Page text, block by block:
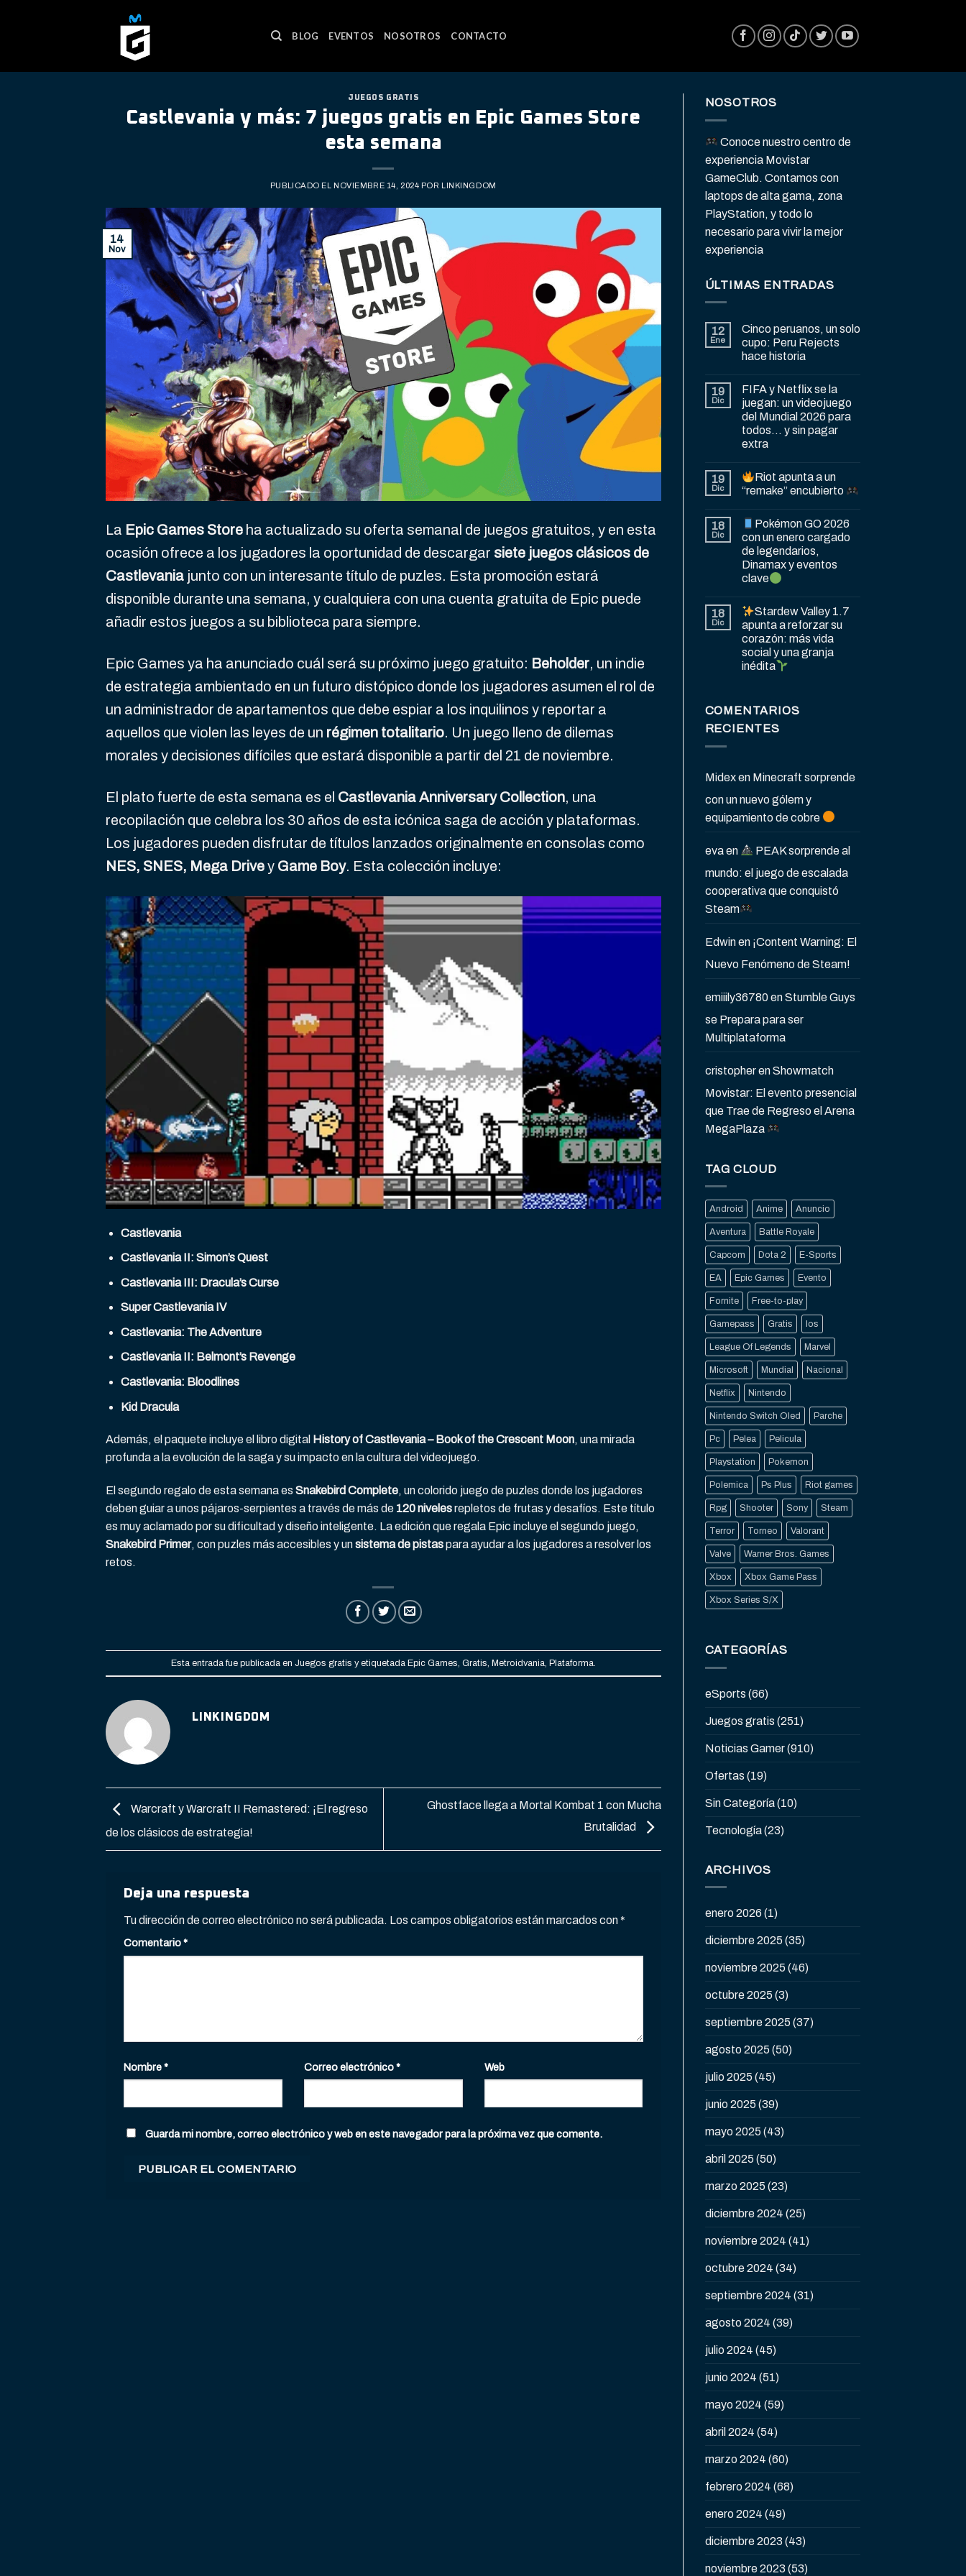
BLOG EVENTOS NOSOTROS CONTACTO
JUEGOS GRATIS
Castlevania y más: 7 juegos gratis en Epic Games Store
esta semana
PUBLICADO EL NOVIEMBRE 14, 2024 POR LINKINGDOM
14
Nov
La Epic Games Store ha actualizado su oferta semanal de juegos gratuitos, y en esta
ocasión ofrece a los jugadores la oportunidad de descargar siete juegos clásicos de
Castlevania junto con un interesante título de puzles. Esta promoción estará
disponible durante una semana, y cualquiera con una cuenta gratuita de Epic puede
añadir estos juegos a su biblioteca para siempre.
Epic Games ya ha anunciado cuál será su próximo juego gratuito: Beholder, un indie
de estrategia ambientado en un futuro distópico donde los jugadores asumen el rol de
un administrador de apartamentos que debe espiar a los inquilinos y reportar a
aquellos que violen las leyes de un régimen totalitario. Un juego lleno de dilemas
morales y decisiones difíciles que estará disponible a partir del 21 de noviembre.
El plato fuerte de esta semana es el Castlevania Anniversary Collection, una
recopilación que celebra los 30 años de esta icónica saga de acción y plataformas.
Los jugadores pueden disfrutar de títulos lanzados originalmente en consolas como
NES, SNES, Mega Drivey Game Boy. Esta colección incluye:
Castlevania
Castlevania II: Simon’s Quest
Castlevania III: Dracula’s Curse
Super Castlevania IV
Castlevania: The Adventure
Castlevania II: Belmont’s Revenge
Castlevania: Bloodlines
Kid Dracula
Además, el paquete incluye el libro digital History of Castlevania – Book of the Crescent Moon, una mirada
profunda a la evolución de la saga y su impacto en la cultura del videojuego.
El segundo regalo de esta semana es Snakebird Complete, un colorido juego de puzles donde los jugadores
deben guiar a unos pájaros-serpientes a través de más de 120 nivelesrepletos de frutas y desafíos. Este título
es muy aclamado por su dificultad y diseño inteligente. La edición que regala Epic incluye el segundo juego,
Snakebird Primer, con puzles más accesibles y unsistema de pistaspara ayudar a los jugadores a resolver los
retos.
Esta entrada fue publicada en Juegos gratis y etiquetada Epic Games Gratis Metroidvania Plataforma
LINKINGDOM
Warcraft y Warcraft II Remastered: ¡El regreso
de los clásicos de estrategia!
Ghostface llega a Mortal Kombat 1 con Mucha
Brutalidad
Deja una respuesta
Tu dirección de correo electrónico no será publicada. Los campos obligatorios están marcados con*
Comentario*
Nombre* Correo electrónico* Web
Guarda mi nombre, correo electrónico y web en este navegador para la próxima vez que comente.
NOSOTROS
Conoce nuestro centro de
experiencia Movistar
GameClub. Contamos con
laptops de alta gama, zona
PlayStation, y todo lo
necesario para vivir la mejor
experiencia
ÚLTIMAS ENTRADAS
12
Ene
Cinco peruanos, un solo
cupo: Peru Rejects
hace historia
19
Dic
FIFA y Netflix se la
juegan: un videojuego
del Mundial 2026 para
todos… y sin pagar
extra
19
Dic
Riot apunta a un
“remake” encubierto
18
Dic
Pokémon GO 2026
con un enero cargado
de legendarios,
Dinamax y eventos
clave
18
Dic
Stardew Valley 1.7
apunta a reforzar su
corazón: más vida
social y una granja
inédita
COMENTARIOS
RECIENTES
Midexen Minecraft sorprende
con un nuevo gólem y
equipamiento de cobre
evaen
PEAK sorprende al
mundo: el juego de escalada
cooperativa que conquistó
Steam
Edwinen ¡Content Warning: El
Nuevo Fenómeno de Steam!
emiiily36780enStumble Guys
se Prepara para ser
Multiplataforma
cristopherenShowmatch
Movistar: El evento presencial
que Trae de Regreso el Arena
MegaPlaza
TAG CLOUD
Android Anime Anuncio
Aventura Battle Royale
Capcom Dota 2 E-Sports
EA Epic Games Evento
Fornite Free-to-play
Gamepass Gratis Ios
League Of Legends Marvel
Microsoft Mundial Nacional
Netflix Nintendo
Nintendo Switch Oled Parche
Pc Pelea Pelicula
Playstation Pokemon
Polemica Ps Plus Riot games
Rpg Shooter Sony Steam
Terror Torneo Valorant
Valve Warner Bros. Games
Xbox Xbox Game Pass
Xbox Series S/X
CATEGORÍAS
eSports (66)
Juegos gratis (251)
Noticias Gamer(910)
Ofertas (19)
Sin Categoría(10)
Tecnología(23)
ARCHIVOS
enero 2026 (1)
diciembre 2025 (35)
noviembre 2025 (46)
octubre 2025 (3)
septiembre 2025 (37)
agosto 2025 (50)
julio 2025 (45)
junio 2025 (39)
mayo 2025 (43)
abril 2025 (50)
marzo 2025 (23)
diciembre 2024 (25)
noviembre 2024 (41)
octubre 2024 (34)
septiembre 2024 (31)
agosto 2024 (39)
julio 2024 (45)
junio 2024 (51)
mayo 2024 (59)
abril 2024 (54)
marzo 2024 (60)
febrero 2024 (68)
enero 2024 (49)
diciembre 2023 (43)
noviembre 2023 (53)